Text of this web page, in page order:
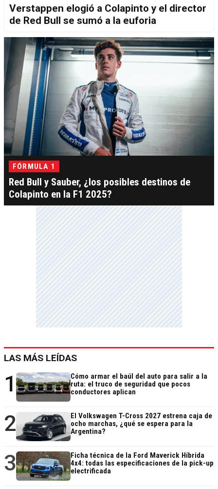
Verstappen elogió a Colapinto y el director
de Red Bull se sumó a la euforia
FÓRMULA 1
Red Bull y Sauber, ¿los posibles destinos de
Colapinto en la F1 2025?
LAS MÁS LEÍDAS
1
Cómo armar el baúl del auto para salir a la
ruta: el truco de seguridad que pocos
conductores aplican
2
El Volkswagen T-Cross 2027 estrena caja de
ocho marchas, ¿qué se espera para la
Argentina?
3
Ficha técnica de la Ford Maverick Híbrida
4x4: todas las especificaciones de la pick-up
electrificada